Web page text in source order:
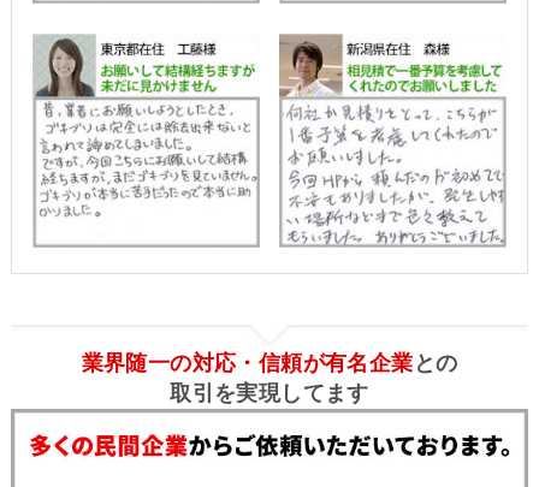
業界随一の対応・信頼が有名企業 との
取引を実現してます